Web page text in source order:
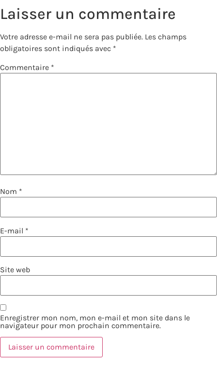
Laisser un commentaire
Votre adresse e-mail ne sera pas publiée. Les champs
obligatoires sont indiqués avec *
Commentaire *
Nom *
E-mail *
Site web
Enregistrer mon nom, mon e-mail et mon site dans le
navigateur pour mon prochain commentaire.